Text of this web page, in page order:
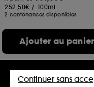
252,50€ / 100ml
2 contenances disponibles
Ajouter au panier
Continuer sans